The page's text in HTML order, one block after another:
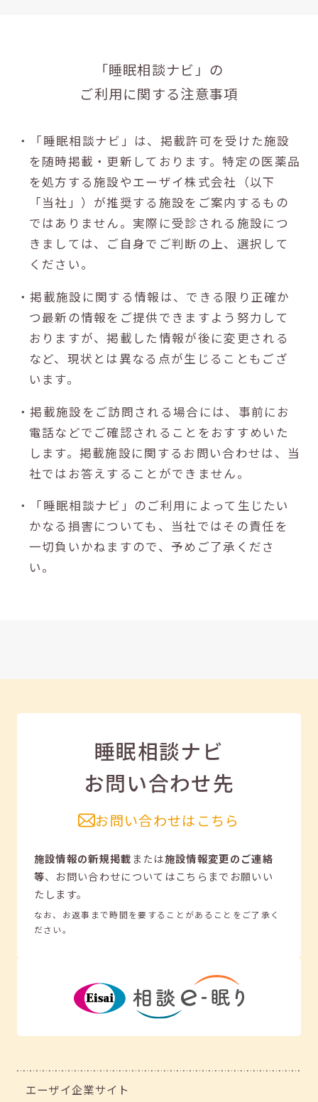
「睡眠相談ナビ」の
ご利用に関する注意事項
・「睡眠相談ナビ」は、掲載許可を受けた施設
を随時掲載・更新しております。特定の医薬品
を処方する施設やエーザイ株式会社（以下
「当社」）が推奨する施設をご案内するもの
ではありません。実際に受診される施設につ
きましては、ご自身でご判断の上、選択して
ください。
・掲載施設に関する情報は、できる限り正確か
つ最新の情報をご提供できますよう努力して
おりますが、掲載した情報が後に変更される
など、現状とは異なる点が生じることもござ
います。
・掲載施設をご訪問される場合には、事前にお
電話などでご確認されることをおすすめいた
します。掲載施設に関するお問い合わせは、当
社ではお答えすることができません。
・「睡眠相談ナビ」のご利用によって生じたい
かなる損害についても、当社ではその責任を
一切負いかねますので、予めご了承くださ
い。
睡眠相談ナビ
お問い合わせ先
お問い合わせはこちら
施設情報の新規掲載または施設情報変更のご連絡
等、 お問い合わせについてはこちらまでお願いい
たします。
なお、お返事まで時間を要することがあることをご了承く
ださい。
エーザイ企業サイト